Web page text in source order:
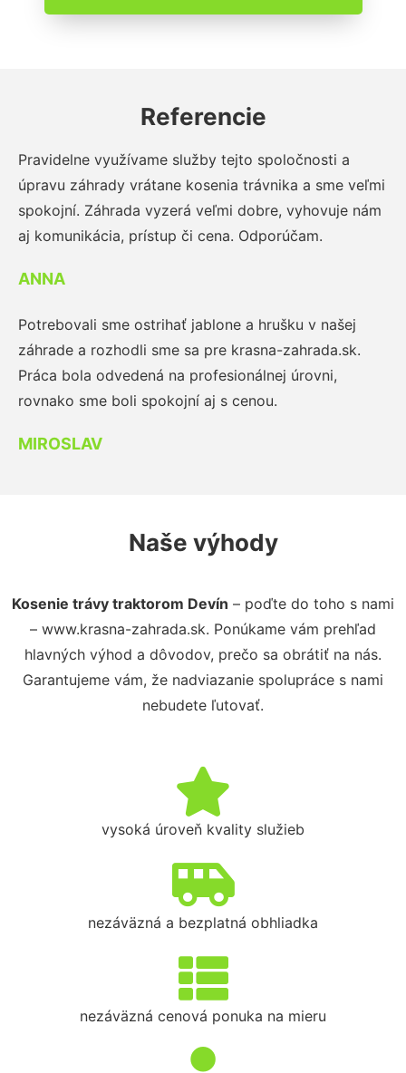
Referencie
Pravidelne využívame služby tejto spoločnosti a
úpravu záhrady vrátane kosenia trávnika a sme veľmi
spokojní. Záhrada vyzerá veľmi dobre, vyhovuje nám
aj komunikácia, prístup či cena. Odporúčam.
ANNA
Potrebovali sme ostrihať jablone a hrušku v našej
záhrade a rozhodli sme sa pre krasna-zahrada.sk.
Práca bola odvedená na profesionálnej úrovni,
rovnako sme boli spokojní aj s cenou.
MIROSLAV
Naše výhody
Kosenie trávy traktorom Devín – poďte do toho s nami
– www.krasna-zahrada.sk. Ponúkame vám prehľad
hlavných výhod a dôvodov, prečo sa obrátiť na nás.
Garantujeme vám, že nadviazanie spolupráce s nami
nebudete ľutovať.
vysoká úroveň kvality služieb
nezáväzná a bezplatná obhliadka
nezáväzná cenová ponuka na mieru